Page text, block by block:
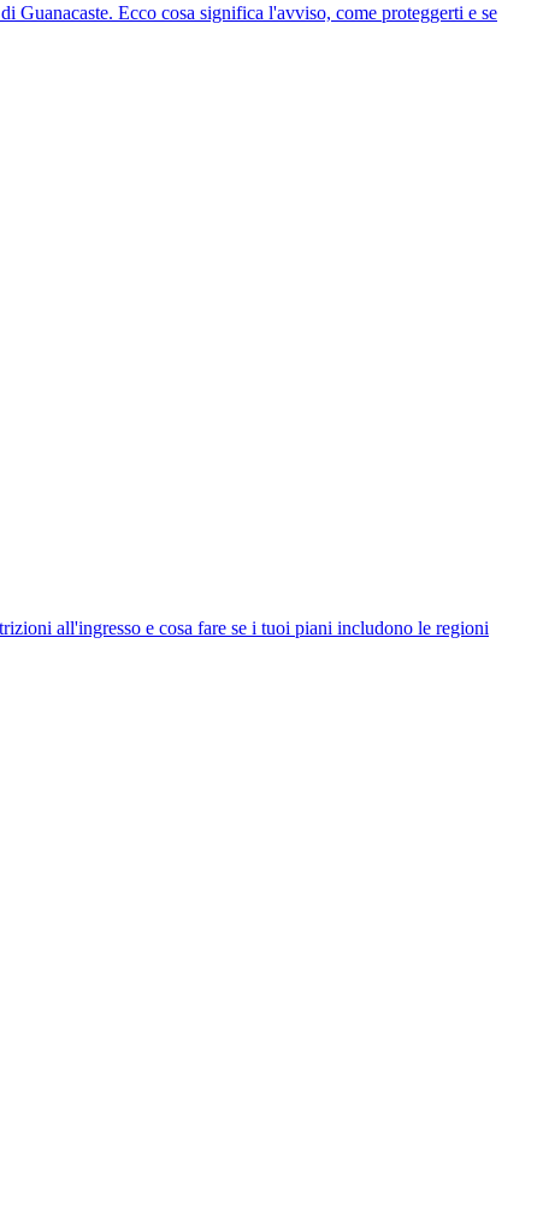
Ecco cosa significa l'avviso, come proteggerti e se
all'ingresso e cosa fare se i tuoi piani includono le regioni